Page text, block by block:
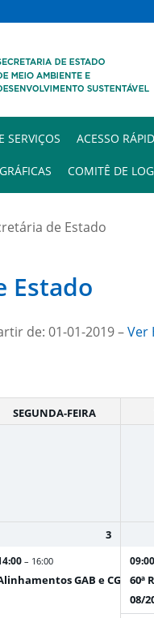
SERVIÇOS ACESSO
COMITÊ DE
de Estado
Estado
de: 01-01-2019 –Ver
SEGUNDA-FEIRA
3
– 16:00
GAB e CGAB
09:00
60ª
08/